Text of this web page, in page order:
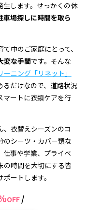
生します。せっかくの休
場探しに時間を取ら
中のご家庭にとって、
変な手間です。そんな
ーニング「リネット」
だけなので、道路状況
マートに衣類ケアを行
、衣替えシーズンのコ
のシーツ・カバー類な
仕事や学業、プライベ
の時間を大切にする皆
ートします。
OFF /